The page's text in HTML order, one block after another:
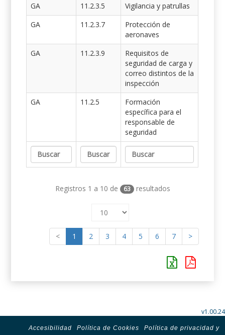
GA
11.2.3.5
Vigilancia y patrullas
GA
11.2.3.7
Protección de
aeronaves
GA
11.2.3.9
Requisitos de
seguridad de carga y
correo distintos de la
inspección
GA
11.2.5
Formación
específica para el
responsable de
seguridad
Registros 1 a 10 de 63 resultados
< 1 2 3 4 5 6 7 >
v1.00.24
Accesibilidad Política de Cookies
Política de privacidad y